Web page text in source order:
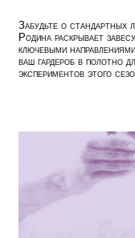
Забудьте о стандартных
Родина раскрывает
ключевыми
ваш гардероб в полотно
экспериментов этого